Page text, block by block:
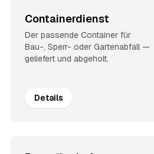
Containerdienst
Der passende Container für
Bau-, Sperr- oder Gartenabfall —
geliefert und abgeholt.
Details